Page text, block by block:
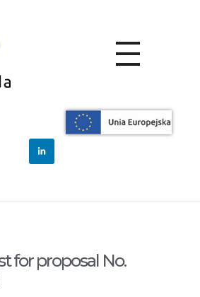
Request for proposal
for
No.
for proposal No.